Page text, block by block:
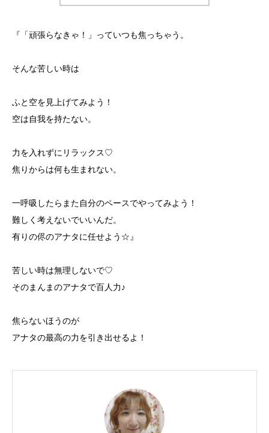
『「頑張らなきゃ！」っていつも焦っちゃう。
そんな苦しい時は
ふと空を見上げてみよう！
空は自我を持たない。
力を入れずにリラックス♡
焦りからは何も生まれない。
一呼吸したらまた自分のペースでやってみよう！
難しく考えないでいいんだ。
有りの侭のアナタに任せよう☆』
苦しい時は無理しないで♡
そのまんまのアナタで百人力♪
焦らないほうのが
アナタの最高の力を引き出せるよ！